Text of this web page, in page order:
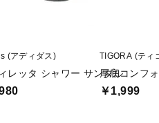
(アディダス)
レッタ シャワー サンダル
TIGORA (ティ
厚底コンフ
￥1,999